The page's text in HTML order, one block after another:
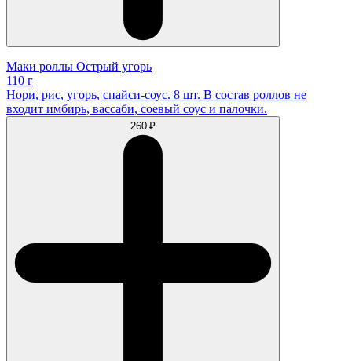
Маки роллы Острый угорь
110 г
Нори, рис, угорь, спайси-соус. 8 шт. В состав роллов не
входит имбирь, вассаби, соевый соус и палочки.
260 ₽